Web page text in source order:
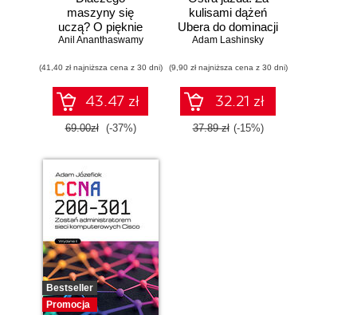
maszyny się
uczą? O pięknie
matematyki i
współczesnej
sztucznej
inteligencji
Anil Ananthaswamy
(41,40 zł najniższa cena z 30 dni)
43.47 zł
69.00zł (-37%)
kulisami dążeń
Ubera do dominacji
na świecie
Adam Lashinsky
(9,90 zł najniższa cena z 30 dni)
32.21 zł
37.89 zł (-15%)
Bestseller
Promocja